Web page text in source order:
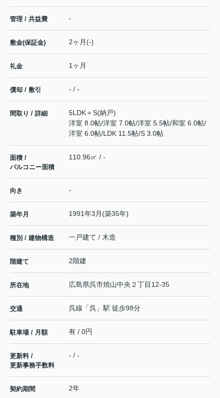
管理 / 共益費 -
敷金(保証金) 2ヶ月(-)
礼金 1ヶ月
償却 / 敷引 - / -
間取り / 詳細
5LDK＋S(納戸)
洋室 8.0帖/洋室 7.0帖/洋室 5.5帖/和室 6.0帖/
洋室 6.0帖/LDK 11.5帖/S 3.0帖
面積 /
バルコニー面積
110.96㎡ / -
向き -
築年月 1991年3月(築35年)
種別 / 建物構造 一戸建て / 木造
階建て 2階建
所在地 広島県呉市焼山中央 ２丁目12-35
交通 呉線 「呉 」駅 徒歩98分
駐車場 / 月額 有 / 0円
更新料 /
更新事務手数料
- / -
契約期間 2年